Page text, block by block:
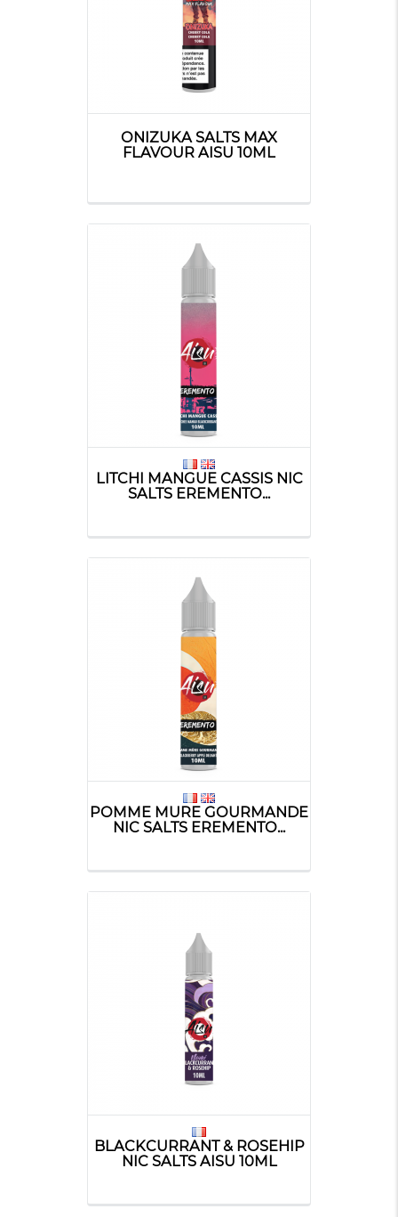
ONIZUKA SALTS MAX
FLAVOUR AISU 10ML
LITCHI MANGUE CASSIS NIC
SALTS EREMENTO...
POMME MURE GOURMANDE
NIC SALTS EREMENTO...
BLACKCURRANT & ROSEHIP
NIC SALTS AISU 10ML